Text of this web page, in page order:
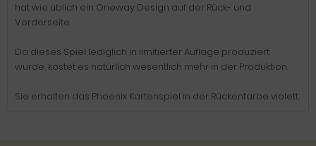
hat wie üblich ein Oneway Design auf der Rück- und
Vorderseite.
Da dieses Spiel lediglich in limitierter Auflage produziert
wurde, kostet es natürlich wesentlich mehr in der Produktion.
Sie erhalten das Phoenix Kartenspiel in der Rückenfarbe violett.